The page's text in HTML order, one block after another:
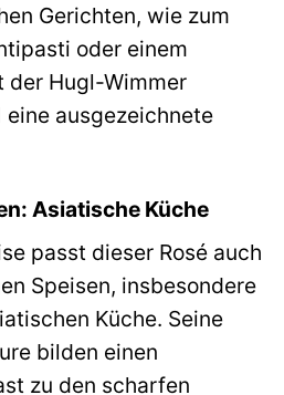
Gerichten, wie zum
oder einem
der Hugl-Wimmer
eine ausgezeichnete
Asiatische Küche
passt dieser Rosé auch
Speisen, insbesondere
Küche. Seine
bilden einen
zu den scharfen